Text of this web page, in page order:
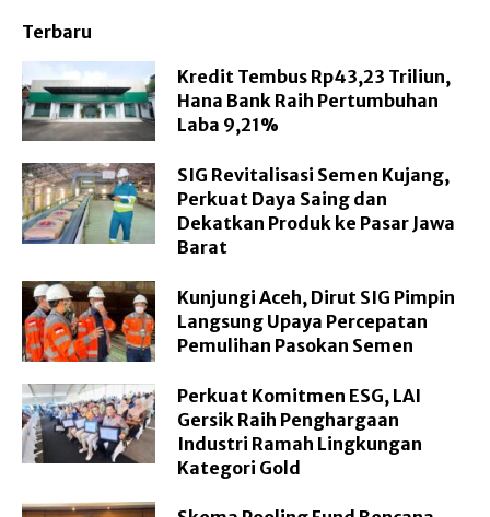
Terbaru
Kredit Tembus Rp43,23 Triliun,
Hana Bank Raih Pertumbuhan
Laba 9,21%
SIG Revitalisasi Semen Kujang,
Perkuat Daya Saing dan
Dekatkan Produk ke Pasar Jawa
Barat
Kunjungi Aceh, Dirut SIG Pimpin
Langsung Upaya Percepatan
Pemulihan Pasokan Semen
Perkuat Komitmen ESG, LAI
Gersik Raih Penghargaan
Industri Ramah Lingkungan
Kategori Gold